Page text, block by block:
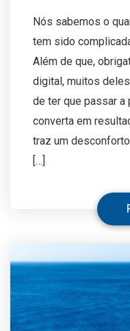
Nós sabemos o
tem sido
Além de que,
digital, muitos
de ter que passar a
converta em
traz um
[…]